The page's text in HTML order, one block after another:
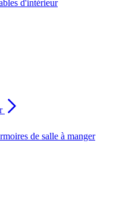
d'intérieur
de salle à manger